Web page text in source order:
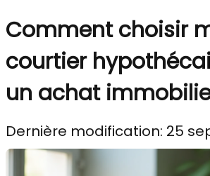
Comment choisir
courtier
un achat
Dernière modification: 25